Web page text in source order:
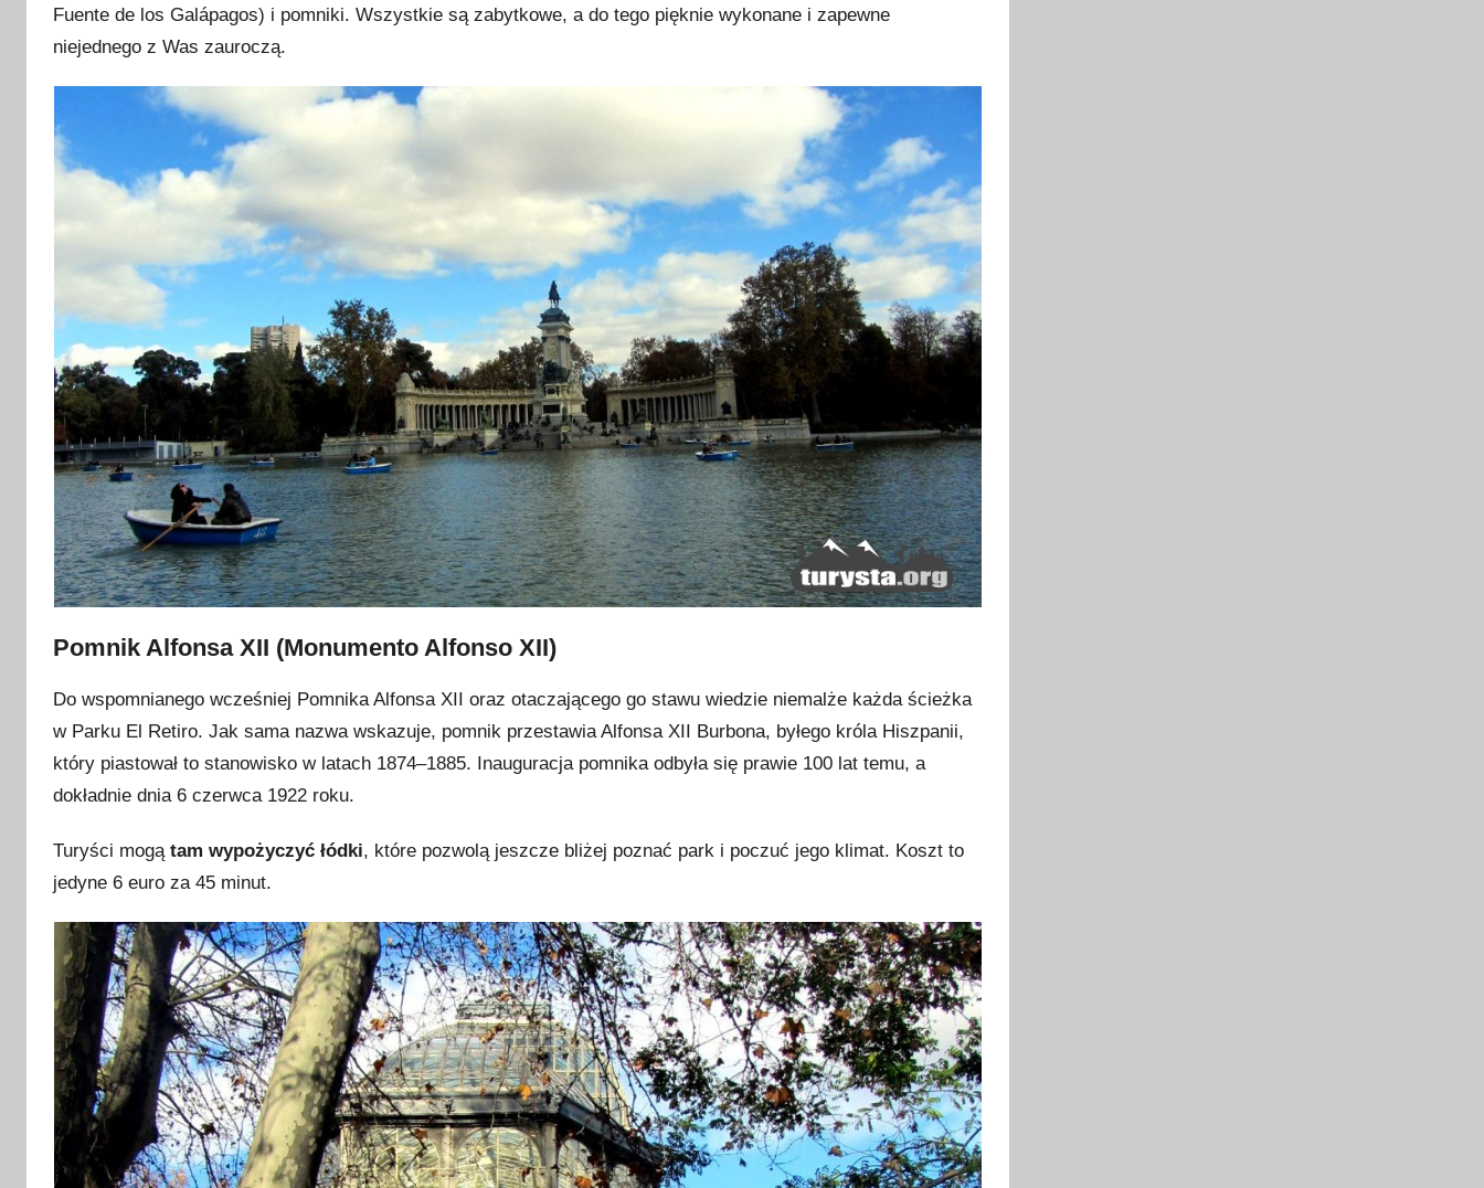
Fuente de los Galápagos) i pomniki. Wszystkie są zabytkowe, a do tego pięknie wykonane i zapewne
niejednego z Was zauroczą.
Pomnik Alfonsa XII (Monumento Alfonso XII)
Do wspomnianego wcześniej Pomnika Alfonsa XII oraz otaczającego go stawu wiedzie niemalże każda ścieżka
w Parku El Retiro. Jak sama nazwa wskazuje, pomnik przestawia Alfonsa XII Burbona, byłego króla Hiszpanii,
który piastował to stanowisko w latach 1874–1885. Inauguracja pomnika odbyła się prawie 100 lat temu, a
dokładnie dnia 6 czerwca 1922 roku.
Turyści mogą tam wypożyczyć łódki, które pozwolą jeszcze bliżej poznać park i poczuć jego klimat. Koszt to
jedyne 6 euro za 45 minut.